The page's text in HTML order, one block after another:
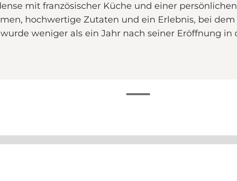
mit französischer Küche und einer
hochwertige Zutaten und ein Erlebnis, bei
weniger als ein Jahr nach seiner Eröffnung